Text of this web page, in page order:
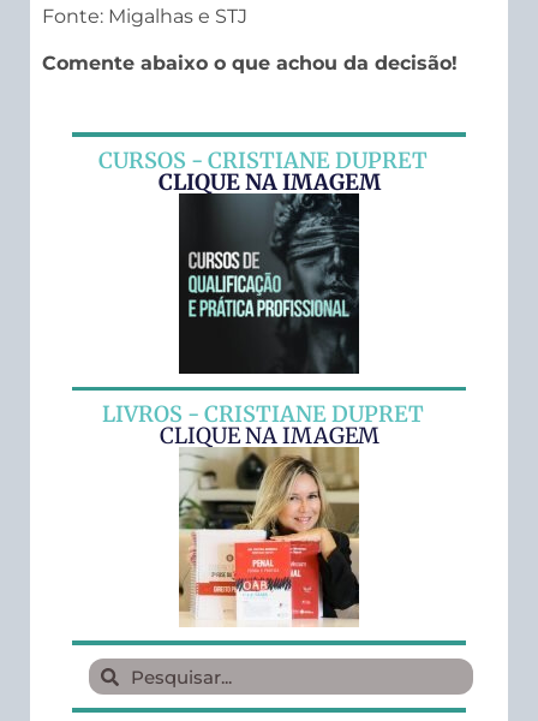
Fonte: Migalhas e STJ
Comente abaixo o que achou da decisão!
CURSOS - CRISTIANE DUPRET
CLIQUE NA IMAGEM
LIVROS - CRISTIANE DUPRET
CLIQUE NA IMAGEM